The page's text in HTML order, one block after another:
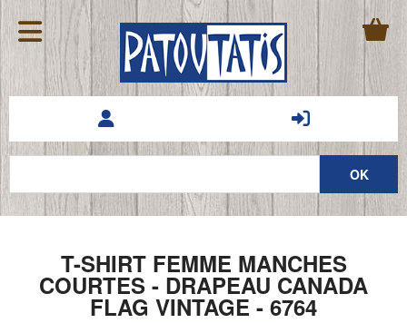
T-SHIRT FEMME MANCHES
COURTES - DRAPEAU CANADA
FLAG VINTAGE - 6764